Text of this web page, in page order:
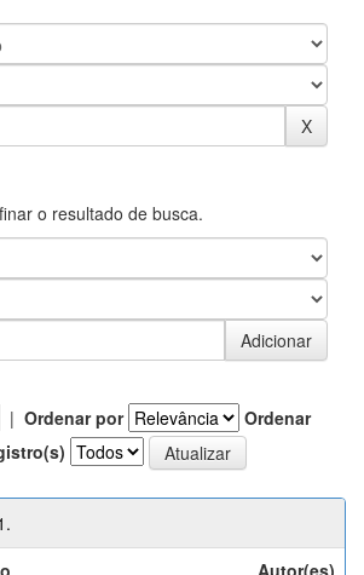
o resultado de busca.
| Ordenar por
Ordenar
Autor(es)